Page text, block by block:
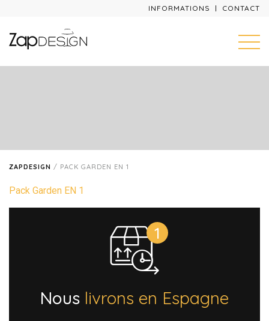
INFORMATIONS CONTACT
ZAPDESIGN / PACK GARDEN EN 1
Pack Garden EN 1
Nous livrons en Espagne